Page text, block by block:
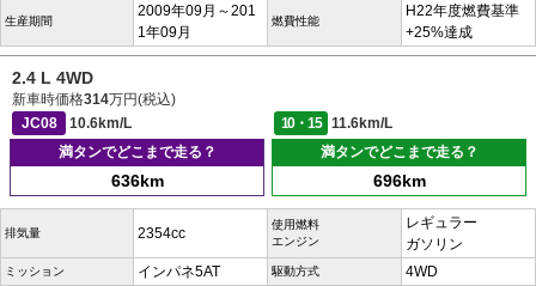
生産期間
2009年09月～201
1年09月
燃費性能
H22年度燃費基準
+25%達成
2.4 L 4WD
新車時価格314万円(税込)
JC08
10.6km/L 10・15
11.6km/L
満タンでどこまで走る？
636km
満タンでどこまで走る？
696km
排気量 2354cc
使用燃料
エンジン
レギュラー
ガソリン
ミッション インパネ5AT 駆動方式 4WD